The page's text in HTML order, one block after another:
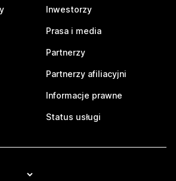
Inwestorzy
Prasa i media
Partnerzy
Partnerzy afiliacyjni
Informacje prawne
Status usługi